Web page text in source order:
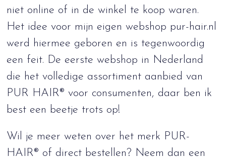
niet online of in de winkel te koop waren.
Het idee voor mijn eigen webshop pur-hair.nl
werd hiermee geboren en is tegenwoordig
een feit. De eerste webshop in Nederland
die het volledige assortiment aanbied van
PUR HAIR® voor consumenten, daar ben ik
best een beetje trots op!
Wil je meer weten over het merk PUR-
HAIR® of direct bestellen? Neem dan een